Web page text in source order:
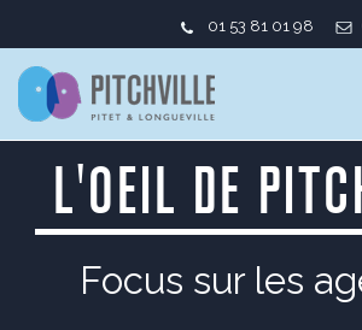
01 53 81 01 98
L'OEIL DE
Focus sur les